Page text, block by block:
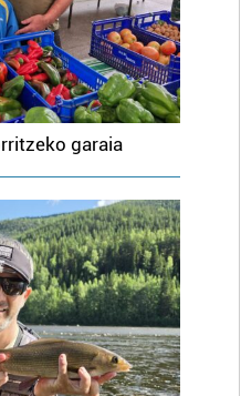
garaia